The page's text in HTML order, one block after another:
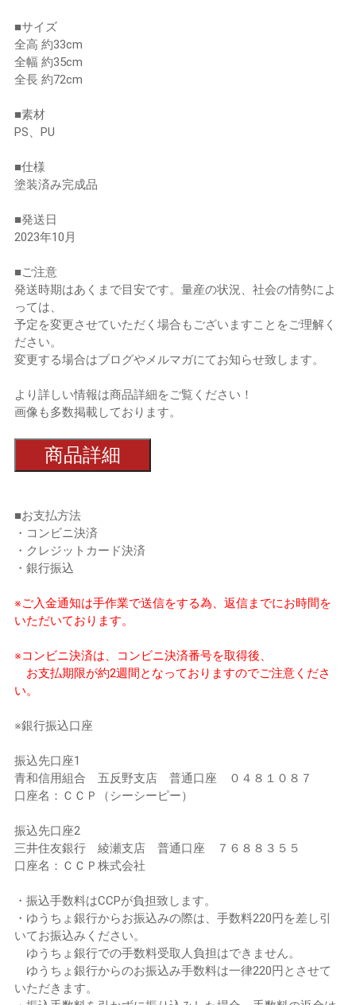
■サイズ
全高 約33cm
全幅 約35cm
全長 約72cm
■素材
PS、PU
■仕様
塗装済み完成品
■発送日
2023年10月
■ご注意
発送時期はあくまで目安です。量産の状況、社会の情勢によ
っては、
予定を変更させていただく場合もございますことをご理解く
ださい。
変更する場合はブログやメルマガにてお知らせ致します。
より詳しい情報は商品詳細をご覧ください！
画像も多数掲載しております。
商品詳細
■お支払方法
・コンビニ決済
・クレジットカード決済
・銀行振込
※ご入金通知は手作業で送信をする為、返信までにお時間を
いただいております。
※コンビニ決済は、コンビニ決済番号を取得後、
お支払期限が約2週間となっておりますのでご注意くださ
い。
※銀行振込口座
振込先口座1
青和信用組合 五反野支店 普通口座 ０４８１０８７
口座名：ＣＣＰ（シーシーピー）
振込先口座2
三井住友銀行 綾瀬支店 普通口座 ７６８８３５５
口座名：ＣＣＰ株式会社
・振込手数料はCCPが負担致します。
・ゆうちょ銀行からお振込みの際は、手数料220円を差し引
いてお振込みください。
ゆうちょ銀行での手数料受取人負担はできません。
ゆうちょ銀行からのお振込み手数料は一律220円とさせて
いただきます。